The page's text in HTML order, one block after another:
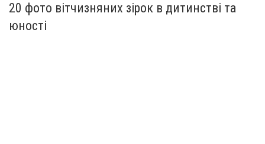
20 фото вітчизняних зірок в дитинстві та
юності